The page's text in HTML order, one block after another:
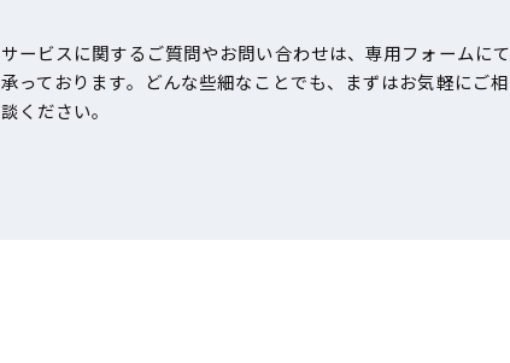
サービスに関するご質問やお問い合わせは、専用フォームにて
承っております。どんな些細なことでも、まずはお気軽にご相
談ください。